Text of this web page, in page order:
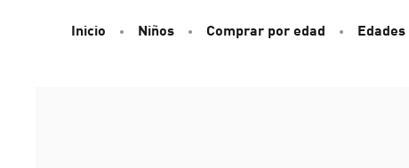
Inicio Niños Comprar por edad